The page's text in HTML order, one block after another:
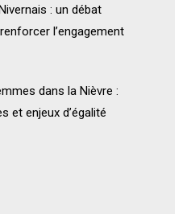
: un débat
l’engagement
dans la Nièvre :
et enjeux d’égalité